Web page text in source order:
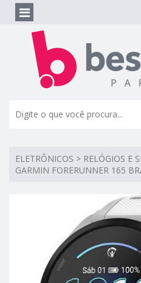
ELETRÔNICOS > RELÓGIOS E
GARMIN FORERUNNER 165